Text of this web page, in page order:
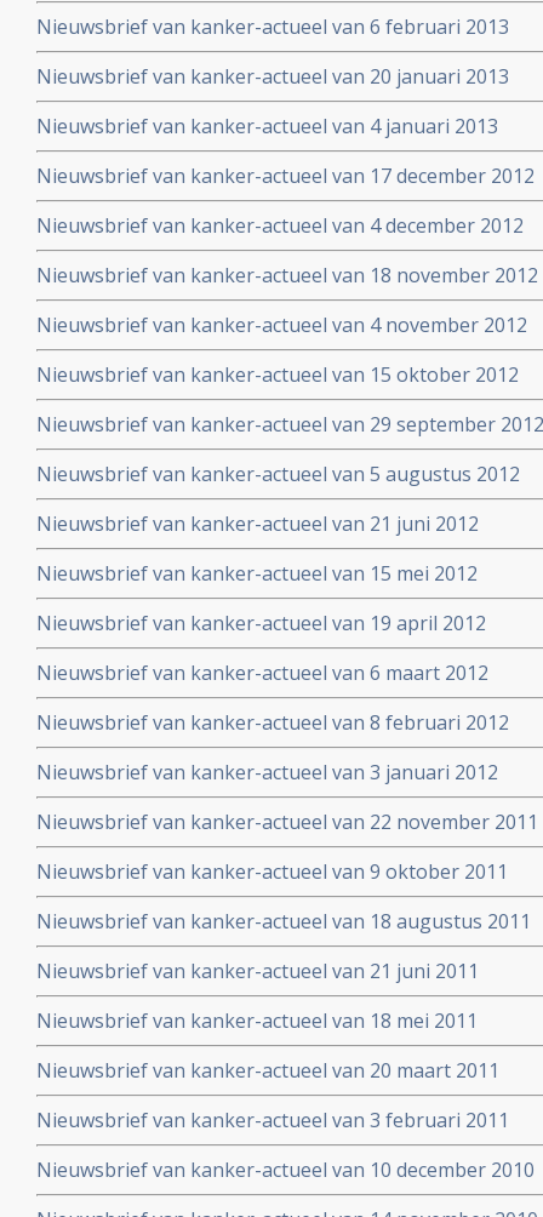
Nieuwsbrief van kanker-actueel van 6 februari 2013
Nieuwsbrief van kanker-actueel van 20 januari 2013
Nieuwsbrief van kanker-actueel van 4 januari 2013
Nieuwsbrief van kanker-actueel van 17 december 2012
Nieuwsbrief van kanker-actueel van 4 december 2012
Nieuwsbrief van kanker-actueel van 18 november 2012
Nieuwsbrief van kanker-actueel van 4 november 2012
Nieuwsbrief van kanker-actueel van 15 oktober 2012
Nieuwsbrief van kanker-actueel van 29 september
Nieuwsbrief van kanker-actueel van 5 augustus 2012
Nieuwsbrief van kanker-actueel van 21 juni 2012
Nieuwsbrief van kanker-actueel van 15 mei 2012
Nieuwsbrief van kanker-actueel van 19 april 2012
Nieuwsbrief van kanker-actueel van 6 maart 2012
Nieuwsbrief van kanker-actueel van 8 februari 2012
Nieuwsbrief van kanker-actueel van 3 januari 2012
Nieuwsbrief van kanker-actueel van 22 november 2011
Nieuwsbrief van kanker-actueel van 9 oktober 2011
Nieuwsbrief van kanker-actueel van 18 augustus 2011
Nieuwsbrief van kanker-actueel van 21 juni 2011
Nieuwsbrief van kanker-actueel van 18 mei 2011
Nieuwsbrief van kanker-actueel van 20 maart 2011
Nieuwsbrief van kanker-actueel van 3 februari 2011
Nieuwsbrief van kanker-actueel van 10 december 2010